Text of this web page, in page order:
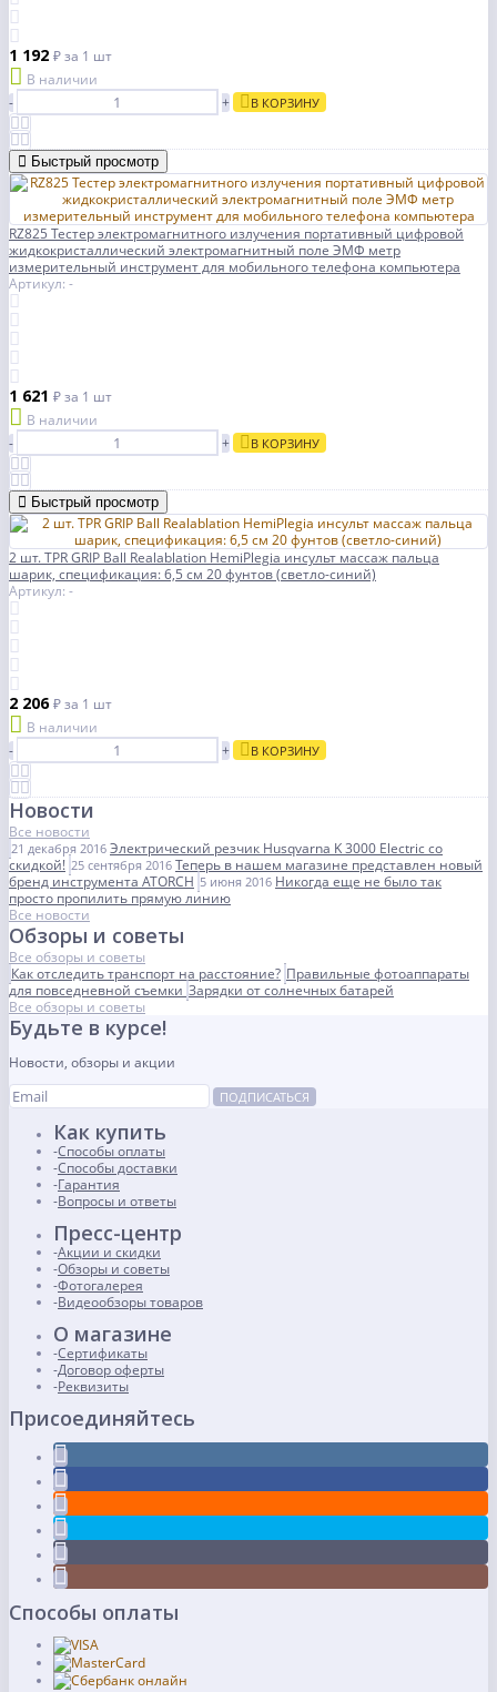
1 192 ₽за 1 шт
В наличии
-
+ В КОРЗИНУ
Быстрый просмотр
RZ825 Тестер электромагнитного излучения портативный цифровой
жидкокристаллический электромагнитный поле ЭМФ метр
измерительный инструмент для мобильного телефона компьютера
Артикул: -
1 621 ₽за 1 шт
В наличии
-
+ В КОРЗИНУ
Быстрый просмотр
2 шт. TPR GRIP Ball Realablation HemiPlegia инсульт массаж пальца
шарик, спецификация: 6,5 см 20 фунтов (светло-синий)
Артикул: -
2 206₽за 1 шт
В наличии
-
+ В КОРЗИНУ
Новости
Все новости
21 декабря 2016 Электрический резчик Husqvarna K 3000 Electric со
скидкой! 25 сентября 2016 Теперь в нашем магазине представлен новый
бренд инструмента ATORCH 5 июня 2016 Никогда еще не было так
просто пропилить прямую линию
Все новости
Обзоры и советы
Все обзоры и советы
Как отследить транспорт на расстояние? Правильные фотоаппараты
для повседневной съемки Зарядки от солнечных батарей
Все обзоры и советы
Будьте в курсе!
Новости, обзоры и акции
ПОДПИСАТЬСЯ
Как купить
Способы оплаты
Способы доставки
Гарантия
Вопросы и ответы
Пресс-центр
Акции и скидки
Обзоры и советы
Фотогалерея
Видеообзоры товаров
О магазине
Сертификаты
Договор оферты
Реквизиты
Присоединяйтесь
Способы оплаты